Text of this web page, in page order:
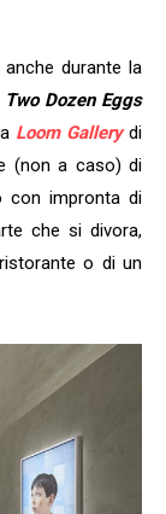
durante la
Two Dozen Eggs
Loom Gallerydi
(non a caso) di
con impronta di
che si divora,
o di un